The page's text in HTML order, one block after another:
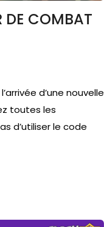
DE COMBAT
d’une nouvelle
toutes les
d’utiliser le code